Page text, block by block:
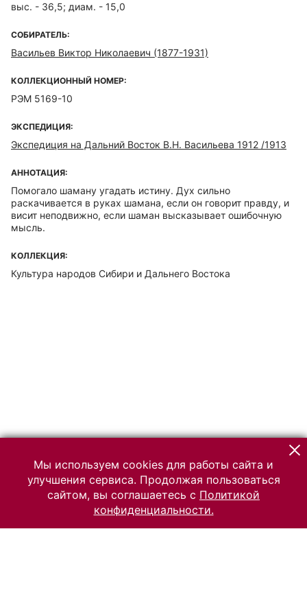
выс. - 36,5; диам. - 15,0
СОБИРАТЕЛЬ:
Васильев Виктор Николаевич (1877-1931)
КОЛЛЕКЦИОННЫЙ НОМЕР:
РЭМ 5169-10
ЭКСПЕДИЦИЯ:
Экспедиция на Дальний Восток В.Н. Васильева 1912 /1913
АННОТАЦИЯ:
Помогало шаману угадать истину. Дух сильно
раскачивается в руках шамана, если он говорит правду, и
висит неподвижно, если шаман высказывает ошибочную
мысль.
КОЛЛЕКЦИЯ:
Культура народов Сибири и Дальнего Востока
Мы используем cookies для работы сайта и
улучшения сервиса. Продолжая пользоваться
сайтом, вы соглашаетесь с Политикой
конфиденциальности.